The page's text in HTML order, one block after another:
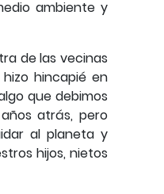
ambiente y
de las vecinas
hincapié en
que debimos
atrás, pero
al planeta y
hijos, nietos